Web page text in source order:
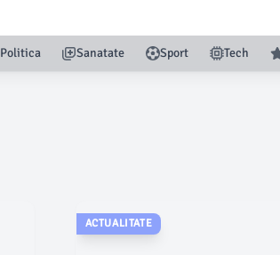
Politica Sanatate Sport Tech
ACTUALITATE